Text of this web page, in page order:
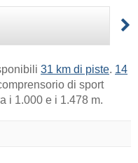
31 km di piste. 14
di sport
i 1.000 e i 1.478 m.